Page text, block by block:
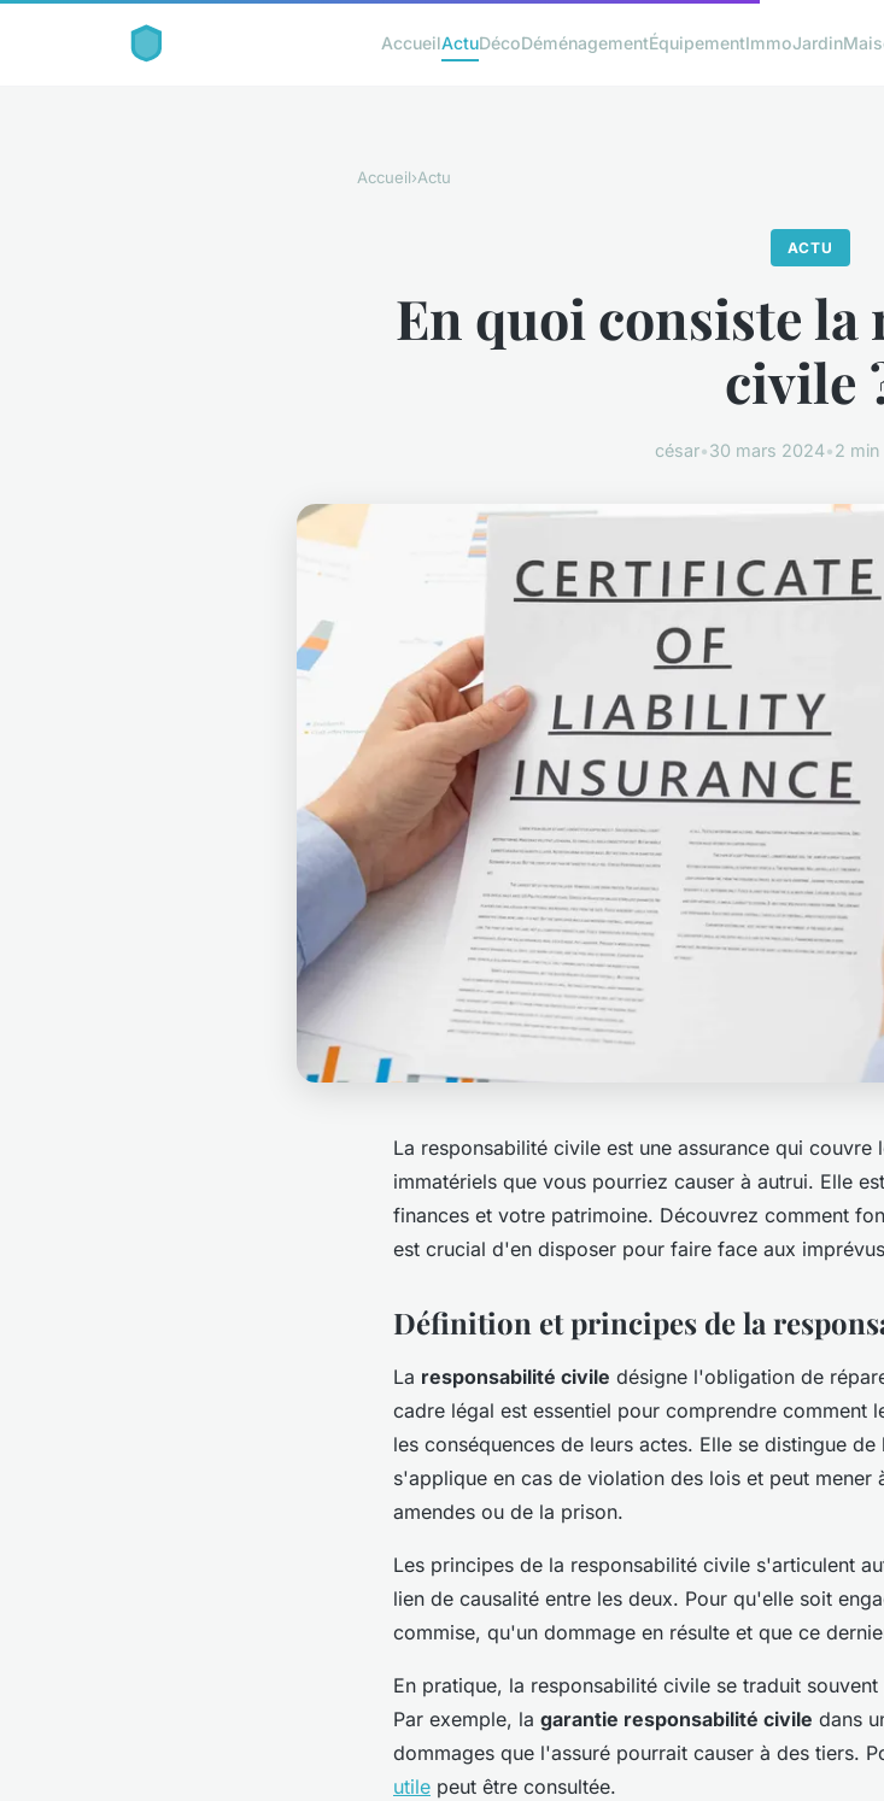
AccueilActuDécoDéménagementÉquipementImmoJardin
Accueil›Actu
ACTU
En quoi consiste
civile
césar•30 mars 2024•2
La responsabilité civile est une assurance qui
immatériels que vous pourriez causer à autrui. Elle
finances et votre patrimoine. Découvrez comment
est crucial d'en disposer pour faire face aux
Définition et principes de la
La responsabilité civile désigne l'obligation de
cadre légal est essentiel pour comprendre comment
les conséquences de leurs actes. Elle se distingue
s'applique en cas de violation des lois et peut mener
amendes ou de la prison.
Les principes de la responsabilité civile s'articulent
lien de causalité entre les deux. Pour qu'elle soit
commise, qu'un dommage en résulte et que ce
En pratique, la responsabilité civile se traduit
Par exemple, la garantie responsabilité civile dans
dommages que l'assuré pourrait causer à des tiers.
utile peut être consultée.